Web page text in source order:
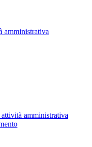
amministrativa
amministrativa